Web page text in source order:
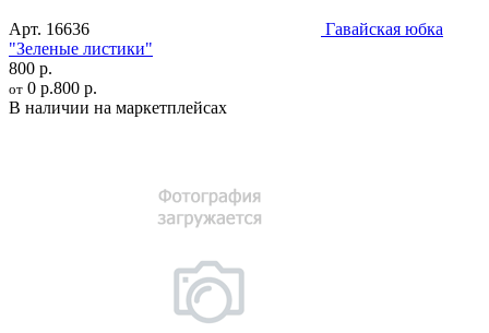
Арт. 16636
Гавайская юбка
"Зеленые листики"
800 р.
от 0 р.800 р.
В наличии на маркетплейсах